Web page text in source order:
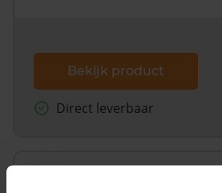
Bekijk product
Direct leverbaar
Koopsommenoverzicht